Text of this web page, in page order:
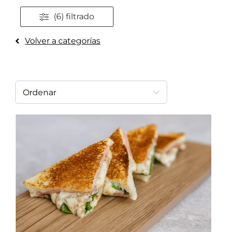
(6) filtrado
Volver a categorías
Ordenar
2 personas
2.10 € / ración